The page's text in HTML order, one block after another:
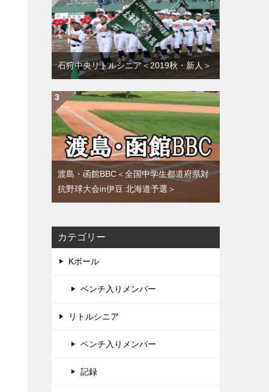
石狩中央リトルシニア＜2019秋・新人＞
渡島・函館BBC＜全国中学生都道府県対
抗野球大会in伊豆 北海道予選＞
カテゴリー
Kボール
ベンチ入りメンバー
リトルシニア
ベンチ入りメンバー
記録